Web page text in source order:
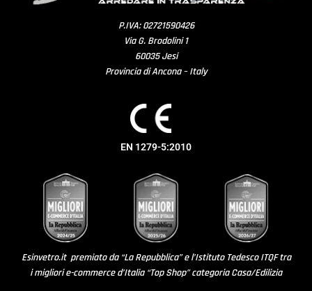
P.IVA: 02721590426
Via G. Brodolini 1
60035 Jesi
Provincia di Ancona – Italy
EN 1279-5:2010
Esinvetro.it premiato da “La Repubblica” e l’Istituto Tedesco ITQF tra
i migliori e-commerce d’Italia “Top Shop” categoria Casa/Edilizia